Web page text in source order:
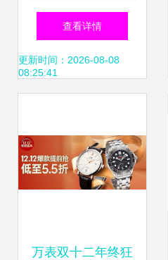
卖新服务” 情感托
付新选择
查看详情
更新时间：2026-08-08
08:25:41
万表双十二年终狂